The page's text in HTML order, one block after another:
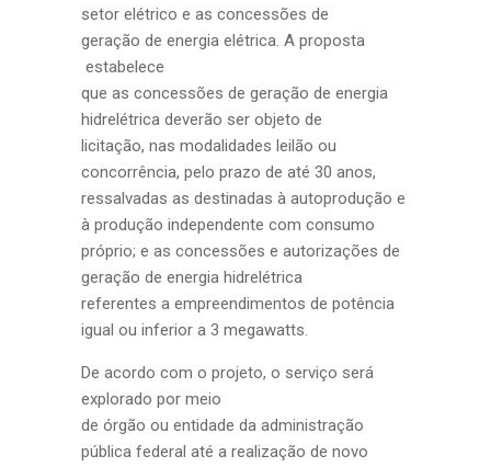
setor elétrico e as concessões de
geração de energia elétrica. A proposta
estabelece
que as concessões de geração de energia
hidrelétrica deverão ser objeto de
licitação, nas modalidades leilão ou
concorrência, pelo prazo de até 30 anos,
ressalvadas as destinadas à autoprodução e
à produção independente com consumo
próprio; e as concessões e autorizações de
geração de energia hidrelétrica
referentes a empreendimentos de potência
igual ou inferior a 3 megawatts.
De acordo com o projeto, o serviço será
explorado por meio
de órgão ou entidade da administração
pública federal até a realização de novo